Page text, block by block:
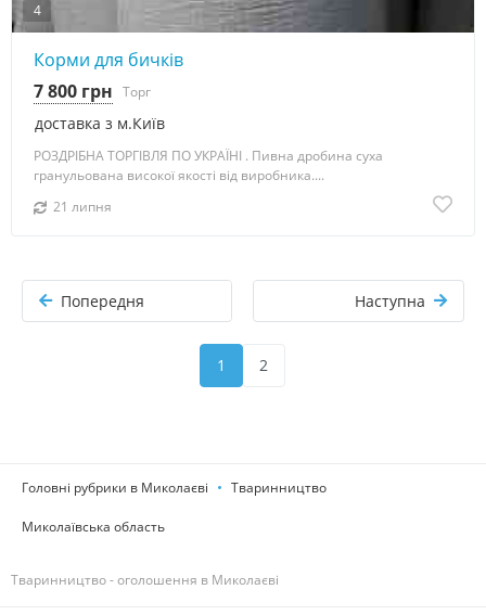
4
Корми для бичків
доставка з м.Київ
7 800 грн Торг
РОЗДРІБНА ТОРГІВЛЯ ПО УКРАЇНІ . Пивна дробина суха
гранульована високої якості від виробника....
21 липня
Попередня Наступна
1 2
Головні рубрики в Миколаєві Тваринництво
Миколаївська область
Тваринництво - оголошення в Миколаєві